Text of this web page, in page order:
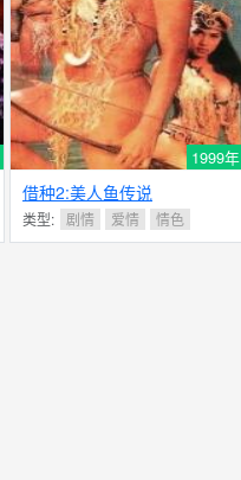
1999年
借种2:美人鱼传说
类型: 剧情 爱情 情色